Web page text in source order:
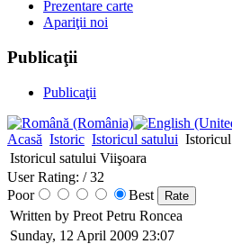
Prezentare carte
Apariţii noi
Publicaţii
Publicaţii
Acasă Istoric Istoricul satului
Istoricul satului Viişoara
User Rating: / 32
Poor
Best
Written by Preot Petru Roncea
Sunday, 12 April 2009 23:07